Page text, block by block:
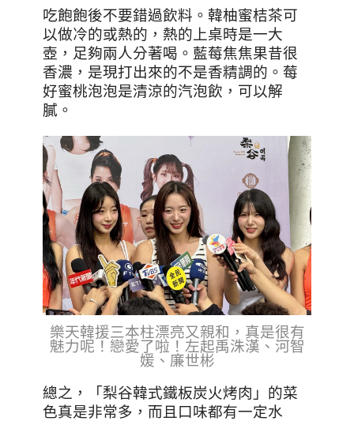
吃飽飽後不要錯過飲料。韓柚蜜桔茶可
以做冷的或熱的，熱的上桌時是一大
壺，足夠兩人分著喝。藍莓焦焦果昔很
香濃，是現打出來的不是香精調的。莓
好蜜桃泡泡是清涼的汽泡飲，可以解
膩。
樂天韓援三本柱漂亮又親和，真是很有
魅力呢！戀愛了啦！左起禹洙漢、河智
媛、廉世彬
總之，「梨谷韓式鐵板炭火烤肉」的菜
色真是非常多，而且口味都有一定水